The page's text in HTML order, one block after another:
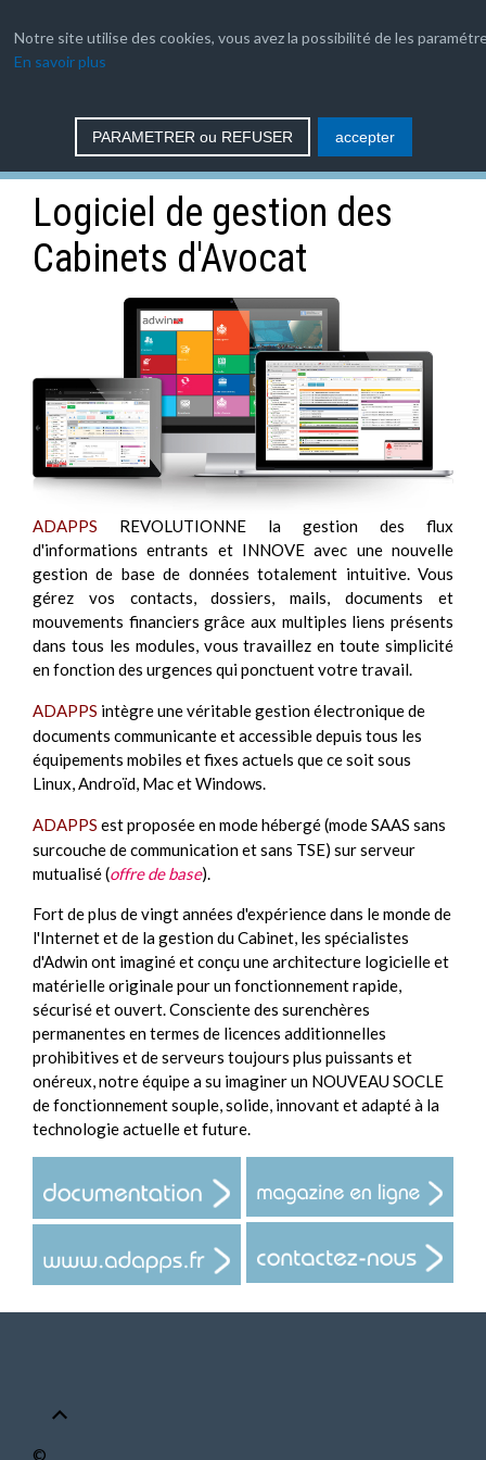
04 66 35 03 08
Logiciel de gestion des
Cabinets d'Avocat
ADAPPS REVOLUTIONNE la gestion des flux
d'informations entrants et INNOVE avec une nouvelle
gestion de base de données totalement intuitive. Vous
gérez vos contacts, dossiers, mails, documents et
mouvements financiers grâce aux multiples liens présents
dans tous les modules, vous travaillez en toute simplicité
en fonction des urgences qui ponctuent votre travail.
ADAPPS intègre une véritable gestion électronique de
documents communicante et accessible depuis tous les
équipements mobiles et fixes actuels que ce soit sous
Linux, Androïd, Mac et Windows.
ADAPPS est proposée en mode hébergé (mode SAAS sans
surcouche de communication et sans TSE) sur serveur
mutualisé (offre de base).
Fort de plus de vingt années d'expérience dans le monde de
l'Internet et de la gestion du Cabinet, les spécialistes
d'Adwin ont imaginé et conçu une architecture logicielle et
matérielle originale pour un fonctionnement rapide,
sécurisé et ouvert. Consciente des surenchères
permanentes en termes de licences additionnelles
prohibitives et de serveurs toujours plus puissants et
onéreux, notre équipe a su imaginer un NOUVEAU SOCLE
de fonctionnement souple, solide, innovant et adapté à la
technologie actuelle et future.
Notre site utilise des cookies, vous avez la possibilité de les
En savoir plus
PARAMETRER ou REFUSER accepter
©